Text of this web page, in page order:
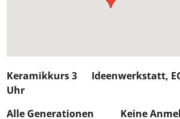
Keramikkurs 3
Ideenwerkstatt,
Uhr
Alle Generationen Keine